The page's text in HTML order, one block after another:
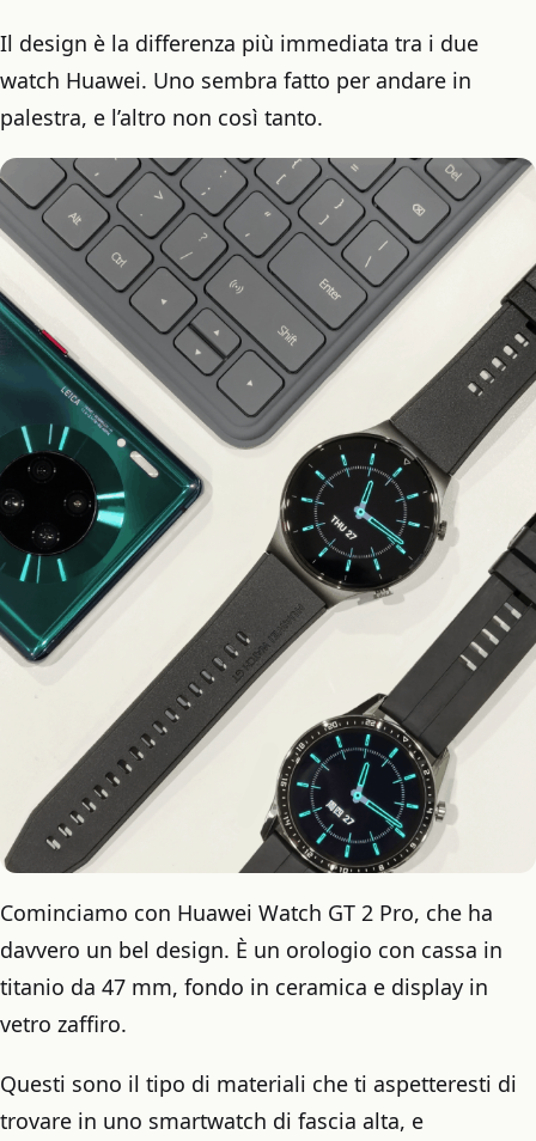
Il design è la differenza più immediata tra i due
watch Huawei. Uno sembra fatto per andare in
palestra, e l’altro non così tanto.
Cominciamo con Huawei Watch GT 2 Pro, che ha
davvero un bel design. È un orologio con cassa in
titanio da 47 mm, fondo in ceramica e display in
vetro zaffiro.
Questi sono il tipo di materiali che ti aspetteresti di
trovare in uno smartwatch di fascia alta, e